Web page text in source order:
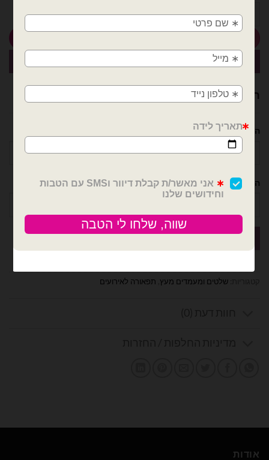
רוצה עזרה לארגן אירוע מושלם? נשמח לעזור!
השם שלך
הטלפון שלך
שלטים ומעמדים מעץ תפאורה לאירועים
אודות
משלוחים מהיום למחר!
חולון, בת ים, תל אביב, ראשון לציון, גבעתיים, רמת
גן, בני ברק, אזור, נס ציונה, רמלה, לוד, אשדוד, יבנה,